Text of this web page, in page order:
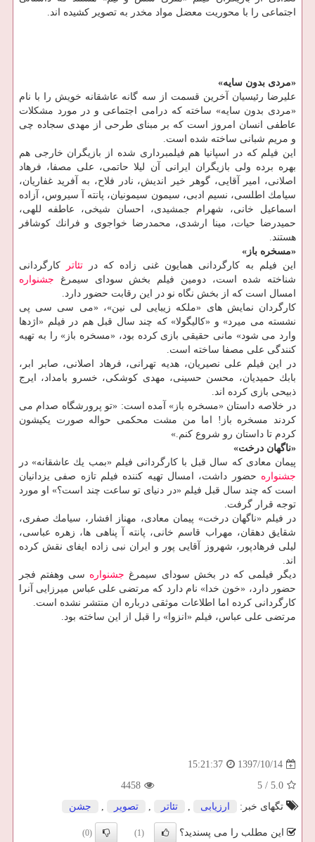
اجتماعی را با محوریت معضل مواد مخدر به تصویر كشیده اند.
«مردی بدون سایه»
علیرضا رئیسیان آخرین قسمت از سه گانه عاشقانه خویش را با نام
«مردی بدون سایه» ساخته كه درامی اجتماعی و در مورد مشكلات
عاطفی انسان امروز است كه بر مبنای طرحی از مهدی سجاده چی
و مریم شبانی ساخته شده است.
این فیلم كه در اسپانیا هم فیلمبرداری شده از بازیگران خارجی هم
بهره برده ولی بازیگران ایرانی آن لیلا حاتمی، علی مصفا، فرهاد
اصلانی، امیر آقایی، گوهر خیر اندیش، نادر فلاح، به آفرید غفاریان،
سیامك اطلسی، نسیم ادبی، سیمون سیمونیان، پانته آ سیروس، آزاده
اسماعیل خانی، شهرام جمشیدی، احسان شیخی، عاطفه للهی،
حمیدرضا حیات، مینا ارشدی، محمدرضا خواجوی و فرانك كوشافر
هستند.
«مسخره باز»
این فیلم به كارگردانی همایون غنی زاده كه در تئاتر
كارگردانی
شناخته شده است، دومین فیلم بخش سودای سیمرغ جشنواره
امسال است كه از بخش نگاه نو در این رقابت حضور دارد.
كارگردان نمایش های «ملكه زیبایی لی نین»، «می سی سی پی
نشسته می میرد» و «كالیگولا» كه چند سال قبل هم در فیلم «اژدها
وارد می شود» مانی حقیقی بازی كرده بود، «مسخره باز» را به تهیه
كنندگی علی مصفا ساخته است.
در این فیلم علی نصیریان، هدیه تهرانی، فرهاد اصلانی، صابر ابر،
بابك حمیدیان، محسن حسینی، مهدی كوشكی، خسرو بامداد، ایرج
ذبیحی بازی كرده اند.
در خلاصه داستان «مسخره باز» آمده است: «تو پرورشگاه صدام می
كردند مسخره باز! اما من مشت محكمی حواله صورت یكیشون
كردم تا داستان رو شروع كنم.»
«ناگهان درخت»
پیمان معادی كه سال قبل با كارگردانی فیلم «بمب یك عاشقانه» در
جشنواره حضور داشت، امسال تهیه كننده فیلم تازه صفی یزدانیان
است كه چند سال قبل فیلم «در دنیای تو ساعت چند است؟» او مورد
توجه قرار گرفت.
در فیلم «ناگهان درخت» پیمان معادی، مهناز افشار، سیامك صفری،
شقایق دهقان، مهراب قاسم خانی، پانته آ پناهی ها، زهره عباسی،
لیلی فرهادپور، شهروز آقایی پور و ایران نبی زاده ایفای نقش كرده
اند.
دیگر فیلمی كه در بخش سودای سیمرغ جشنواره سی وهفتم فجر
حضور دارد، «خون خدا» نام دارد كه مرتضی علی عباس میرزایی آنرا
كارگردانی كرده اما اطلاعات موثقی درباره ان منتشر نشده است.
مرتضی علی عباس، فیلم «انزوا» را قبل از این ساخته بود.
1397/10/14
15:21:37
5.0
/
5
4458
تگهای خبر:
ارزیابی , تئاتر , تصویر , جشن
این مطلب را می پسندید؟ (1)
(0)